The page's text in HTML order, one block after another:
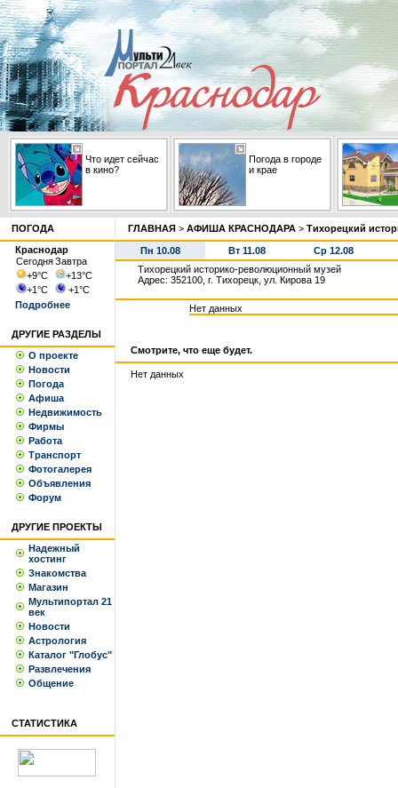
Что идет сейчас
в кино?
Погода в городе
и крае
ПОГОДА
Краснодар
СегодняЗавтра
+9°С +13°С
+1°С +1°С
Подробнее
ДРУГИЕ РАЗДЕЛЫ
О проекте
Новости
Погода
Афиша
Недвижимость
Фирмы
Работа
Транспорт
Фотогалерея
Объявления
Форум
ДРУГИЕ ПРОЕКТЫ
Надежный
хостинг
Знакомства
Магазин
Мультипортал 21
век
Новости
Астрология
Каталог "Глобус"
Развлечения
Общение
СТАТИСТИКА
ГЛАВНАЯ > АФИША КРАСНОДАРА > Тихорецкий
Пн 10.08 Вт 11.08
Ср 12.08
Тихорецкий историко-революционный музей
Адрес: 352100, г. Тихорецк, ул. Кирова 19
Нет данных
Смотрите, что еще будет.
Нет данных